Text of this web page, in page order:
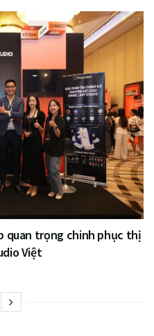
quan trọng chinh phục thị
Việt